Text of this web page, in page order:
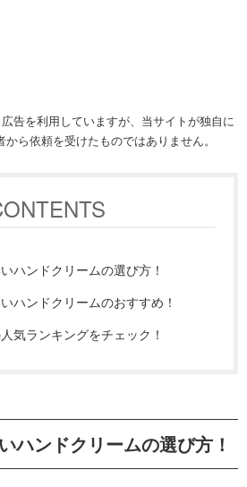
告を利用していますが、当サイトが独自に
ら依頼を受けたものではありません。
ハンドクリームの選び方！
ハンドクリームのおすすめ！
気ランキングをチェック！
ハンドクリームの選び方！